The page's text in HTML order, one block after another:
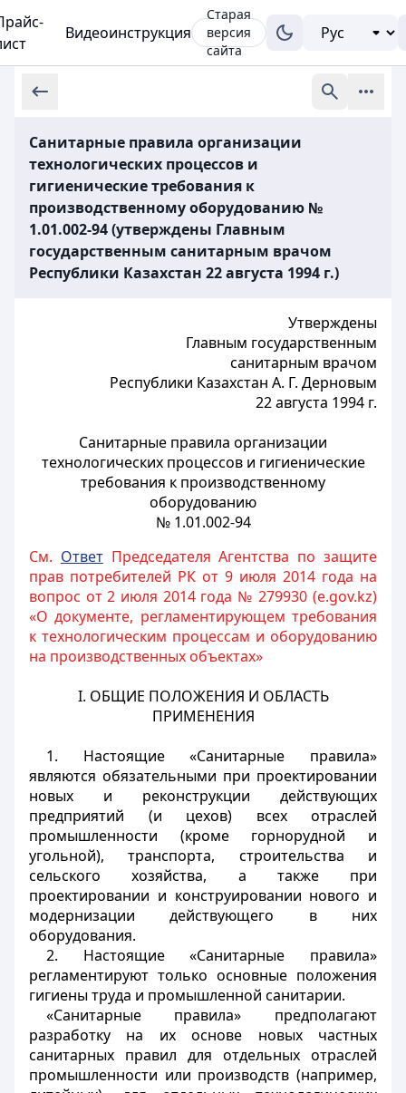
Видеоинструкция
Старая
версия
сайта
Санитарные правила организации
технологических процессов и
гигиенические требования к
производственному оборудованию №
1.01.002-94 (утверждены Главным
государственным санитарным врачом
Республики Казахстан 22 августа 1994 г.)
Утверждены
Главным государственным
санитарным врачом
Республики Казахстан А. Г. Дерновым
22 августа 1994 г.
Санитарные правила организации
технологических процессов и гигиенические
требования к производственному
оборудованию
№ 1.01.002-94
См. ОтветПредседателя Агентства по защите
прав потребителей РК от 9 июля 2014 года на
вопрос от 2 июля 2014 года № 279930 (e.gov.kz)
«О документе, регламентирующем требования
к технологическим процессам и оборудованию
на производственных объектах»
I. ОБЩИЕ ПОЛОЖЕНИЯ И ОБЛАСТЬ
ПРИМЕНЕНИЯ
1. Настоящие «Санитарные правила»
являются обязательными при проектировании
новых и реконструкции действующих
предприятий (и цехов) всех отраслей
промышленности (кроме горнорудной и
угольной), транспорта, строительства и
сельского хозяйства, а также при
проектировании и конструировании нового и
модернизации действующего в них
оборудования.
2. Настоящие «Санитарные правила»
регламентируют только основные положения
гигиены труда и промышленной санитарии.
«Санитарные правила» предполагают
разработку на их основе новых частных
санитарных правил для отдельных отраслей
промышленности или производств (например,